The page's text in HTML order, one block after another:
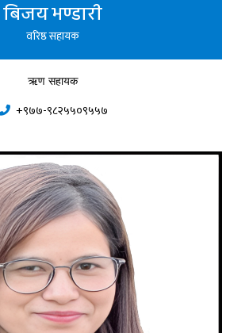
बिजय भण्डारी
वरिष्ठ सहायक
ऋण सहायक
+९७७-९८२५५०९५५७